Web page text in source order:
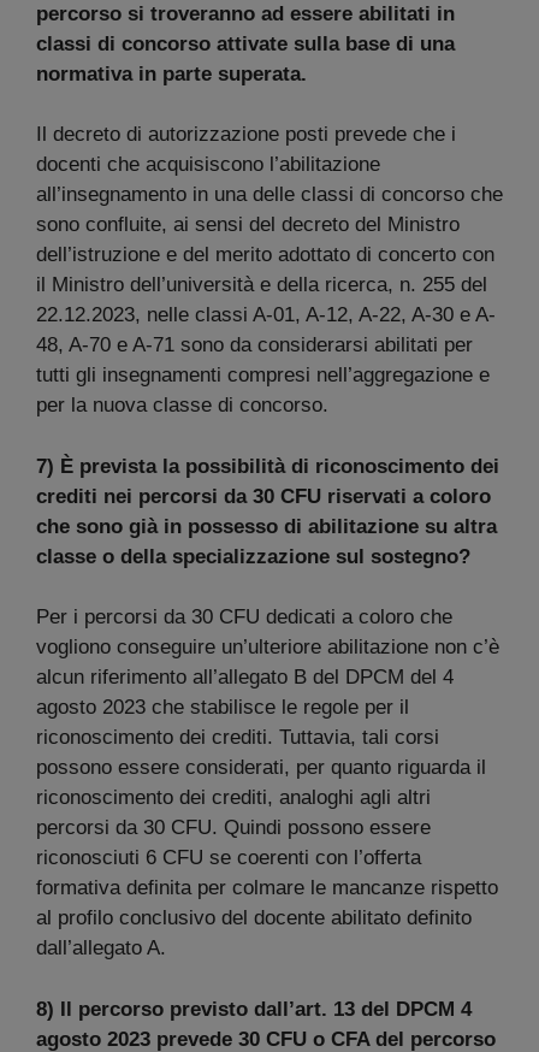
percorso si troveranno ad essere abilitati in
classi di concorso attivate sulla base di una
normativa in parte superata.
Il decreto di autorizzazione posti prevede che i
docenti che acquisiscono l’abilitazione
all’insegnamento in una delle classi di concorso che
sono confluite, ai sensi del decreto del Ministro
dell’istruzione e del merito adottato di concerto con
il Ministro dell’università e della ricerca, n. 255 del
22.12.2023, nelle classi A-01, A-12, A-22, A-30 e A-
48, A-70 e A-71 sono da considerarsi abilitati per
tutti gli insegnamenti compresi nell’aggregazione e
per la nuova classe di concorso.
7) È prevista la possibilità di riconoscimento dei
crediti nei percorsi da 30 CFU riservati a coloro
che sono già in possesso di abilitazione su altra
classe o della specializzazione sul sostegno?
Per i percorsi da 30 CFU dedicati a coloro che
vogliono conseguire un’ulteriore abilitazione non c’è
alcun riferimento all’allegato B del DPCM del 4
agosto 2023 che stabilisce le regole per il
riconoscimento dei crediti. Tuttavia, tali corsi
possono essere considerati, per quanto riguarda il
riconoscimento dei crediti, analoghi agli altri
percorsi da 30 CFU. Quindi possono essere
riconosciuti 6 CFU se coerenti con l’offerta
formativa definita per colmare le mancanze rispetto
al profilo conclusivo del docente abilitato definito
dall’allegato A.
8) Il percorso previsto dall’art. 13 del DPCM 4
agosto 2023 prevede 30 CFU o CFA del percorso